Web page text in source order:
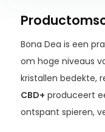
Bona Dea is een
om hoge niveaus
kristallen bedekte,
CBD+ produceert
ontspant spieren,